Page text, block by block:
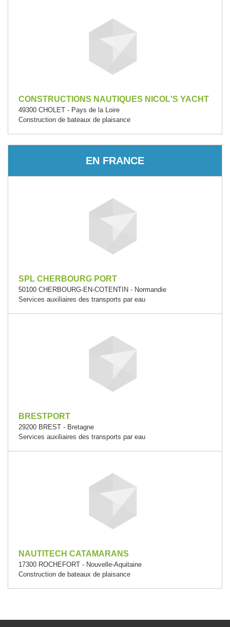
CONSTRUCTIONS NAUTIQUES NICOL'S YACHT
49300 CHOLET - Pays de la Loire
Construction de bateaux de plaisance
EN FRANCE
SPL CHERBOURG PORT
50100 CHERBOURG-EN-COTENTIN - Normandie
Services auxiliaires des transports par eau
BRESTPORT
29200 BREST - Bretagne
Services auxiliaires des transports par eau
NAUTITECH CATAMARANS
17300 ROCHEFORT - Nouvelle-Aquitaine
Construction de bateaux de plaisance